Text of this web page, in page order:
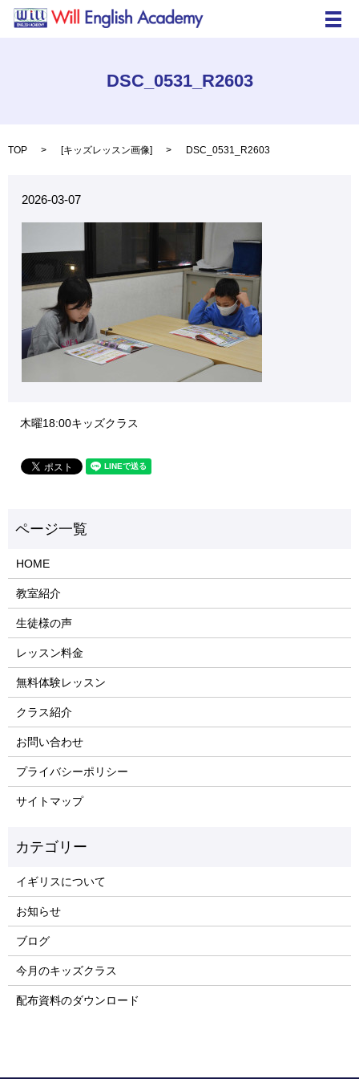
メ
DSC_0531_R2603
TOP [キッズレッスン画像] DSC_0531_R2603
2026-03-07
木曜18:00キッズクラス
HOME
教室紹介
生徒様の声
レッスン料金
無料体験レッスン
クラス紹介
お問い合わせ
プライバシーポリシー
サイトマップ
イギリスについて
お知らせ
ブログ
今月のキッズクラス
配布資料のダウンロード